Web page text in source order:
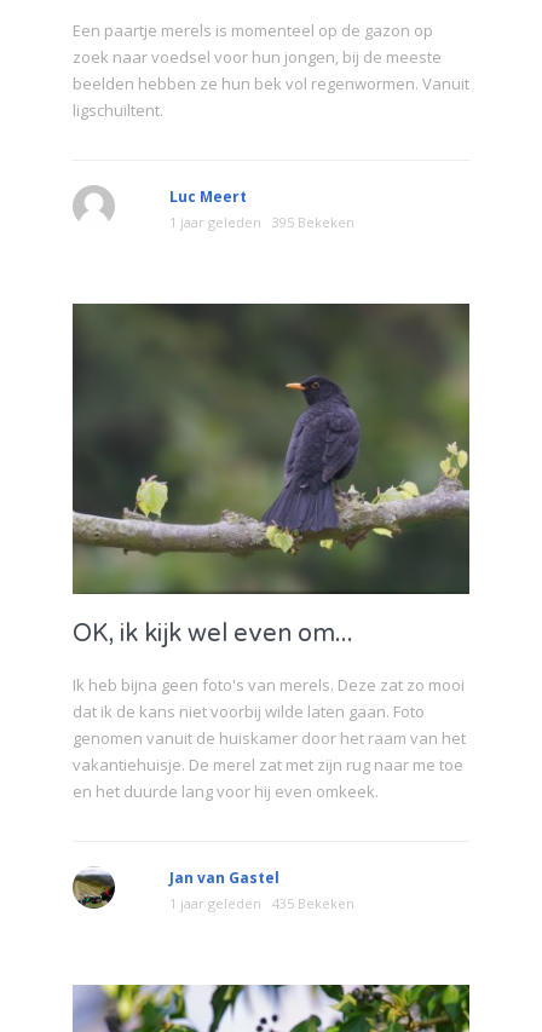
Een paartje merels is momenteel op de gazon op
zoek naar voedsel voor hun jongen, bij de meeste
beelden hebben ze hun bek vol regenwormen. Vanuit
ligschuiltent.
Luc Meert
1 jaar geleden 395 Bekeken
OK, ik kijk wel even om...
Ik heb bijna geen foto's van merels. Deze zat zo mooi
dat ik de kans niet voorbij wilde laten gaan. Foto
genomen vanuit de huiskamer door het raam van het
vakantiehuisje. De merel zat met zijn rug naar me toe
en het duurde lang voor hij even omkeek.
Jan van Gastel
1 jaar geleden 435 Bekeken